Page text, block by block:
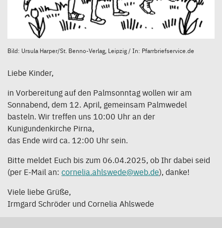
Bild: Ursula Harper/St. Benno-Verlag, Leipzig / In: Pfarrbriefservice.de
Liebe Kinder,
in Vorbereitung auf den Palmsonntag wollen wir am
Sonnabend, dem 12. April, gemeinsam Palmwedel
basteln. Wir treffen uns 10:00 Uhr an der
Kunigundenkirche Pirna,
das Ende wird ca. 12:00 Uhr sein.
Bitte meldet Euch bis zum 06.04.2025, ob Ihr dabei seid
(per E-Mail an: cornelia.ahlswede@web.de), danke!
Viele liebe Grüße,
Irmgard Schröder und Cornelia Ahlswede